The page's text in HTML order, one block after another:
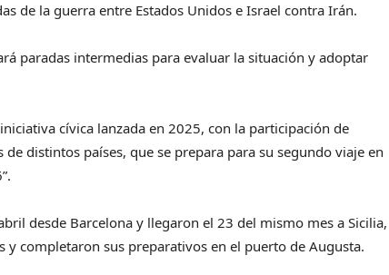
de la guerra entre Estados Unidos e Israel contra Irán.
paradas intermedias para evaluar la situación y adoptar
cívica lanzada en 2025, con la participación de
distintos países, que se prepara para su segundo viaje en
desde Barcelona y llegaron el 23 del mismo mes a Sicilia,
y completaron sus preparativos en el puerto de Augusta.